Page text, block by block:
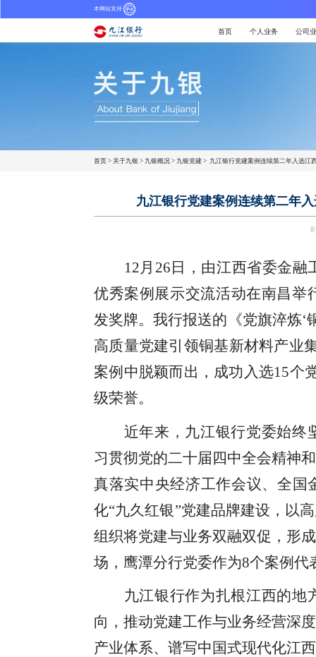
本网站支持
首页 个人业务 公司
首页 > 关于九银 > 九银概况 > 九银党建 > 九江银行党建案例连续第二年入选江
九江银行党建案例连续第二年
12月26日， 由江西省委金融
优秀案例 展示交流活动在南昌举
发奖牌。我行报送的 《党旗淬炼‘
高质量党建引领铜基新材料产业
案例中脱颖而出， 成功入选15个
级荣誉。
近年来，九江银行党委始终
习贯彻党的二十届四中全会精神和
真落实中央经济工作会议、 全国
化“九久红银”党建品牌建设 ，以
组织将党建与业务双融双促，形
场，鹰潭分行党委作为8个案例代
九江银行作为扎根江西的地
向，推动党建工作与业务经营深
产业体系、谱写中国式现代化江